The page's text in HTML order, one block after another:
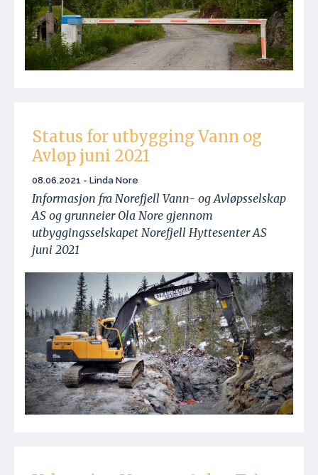
Status for utbygging Vann og
Avløp juni 2021
08.06.2021 - Linda Nore
Informasjon fra Norefjell Vann- og Avløpsselskap
AS og grunneier Ola Nore gjennom
utbyggingsselskapet Norefjell Hyttesenter AS
juni 2021